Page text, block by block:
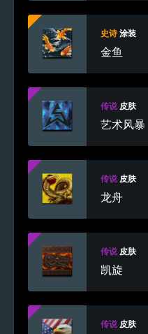
史诗 涂装
金鱼
传说 皮肤
艺术风暴
传说 皮肤
龙舟
传说 皮肤
凯旋
传说 皮肤